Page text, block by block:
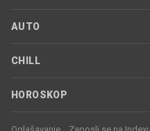
AUTO
CHILL
HOROSKOP